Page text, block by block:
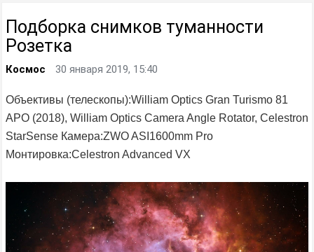
Подборка снимков туманности
Розетка
Космос 30 января 2019, 15:40
Объективы (телескопы):William Optics Gran Turismo 81
APO (2018), William Optics Camera Angle Rotator, Celestron
StarSense Камера:ZWO ASI1600mm Pro
Монтировка:Celestron Advanced VX